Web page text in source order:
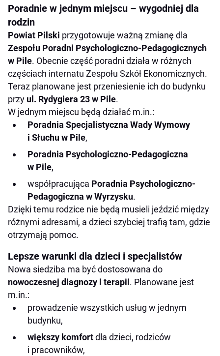
Poradnie w jednym miejscu – wygodniej dla
rodzin
Powiat Pilski przygotowuje ważną zmianę dla
Zespołu Poradni Psychologiczno-Pedagogicznych
w Pile. Obecnie część poradni działa w różnych
częściach internatu Zespołu Szkół Ekonomicznych.
Teraz planowane jest przeniesienie ich do budynku
przy ul. Rydygiera 23 w Pile.
W jednym miejscu będą działać m.in.:
Poradnia Specjalistyczna Wady Wymowy
i Słuchu w Pile,
Poradnia Psychologiczno-Pedagogiczna
w Pile,
współpracująca Poradnia Psychologiczno-
Pedagogiczna w Wyrzysku.
Dzięki temu rodzice nie będą musieli jeździć między
różnymi adresami, a dzieci szybciej trafią tam, gdzie
otrzymają pomoc.
Lepsze warunki dla dzieci i specjalistów
Nowa siedziba ma być dostosowana do
nowoczesnej diagnozy i terapii. Planowane jest
m.in.:
prowadzenie wszystkich usług w jednym
budynku,
większy komfortdla dzieci, rodziców
i pracowników,